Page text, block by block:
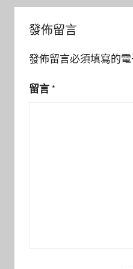
發佈留言
發佈留言必須填寫的
留言 *